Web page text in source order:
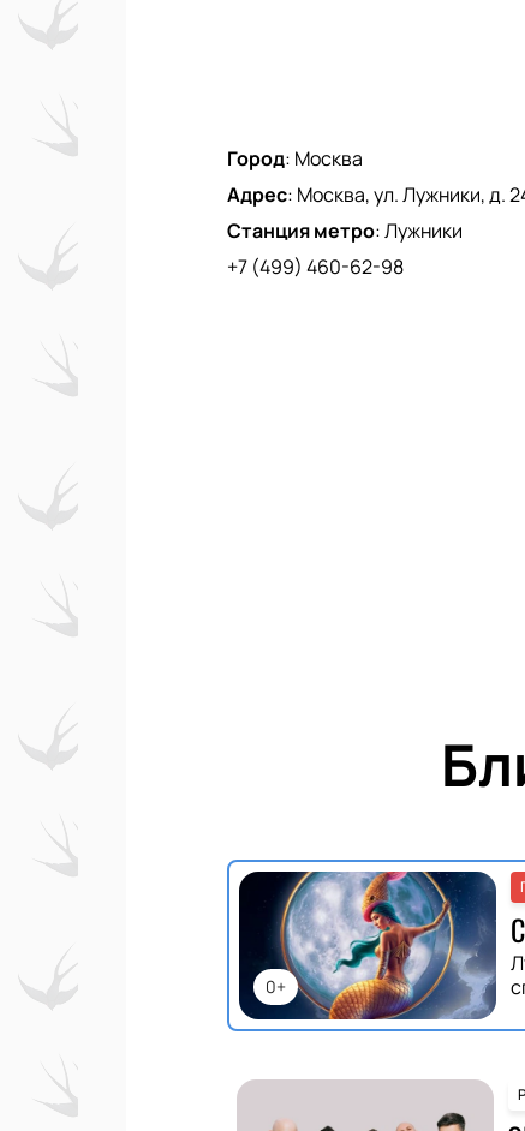
Город: Москва
Адрес: Москва, ул. Лужники, д.
Станция метро:Лужники
+7 (499) 460-62-98
0+